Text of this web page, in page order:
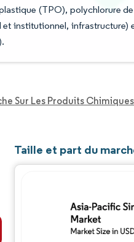
(TPO), polychlorure
institutionnel,
Sur Les Produits
Taille et part du